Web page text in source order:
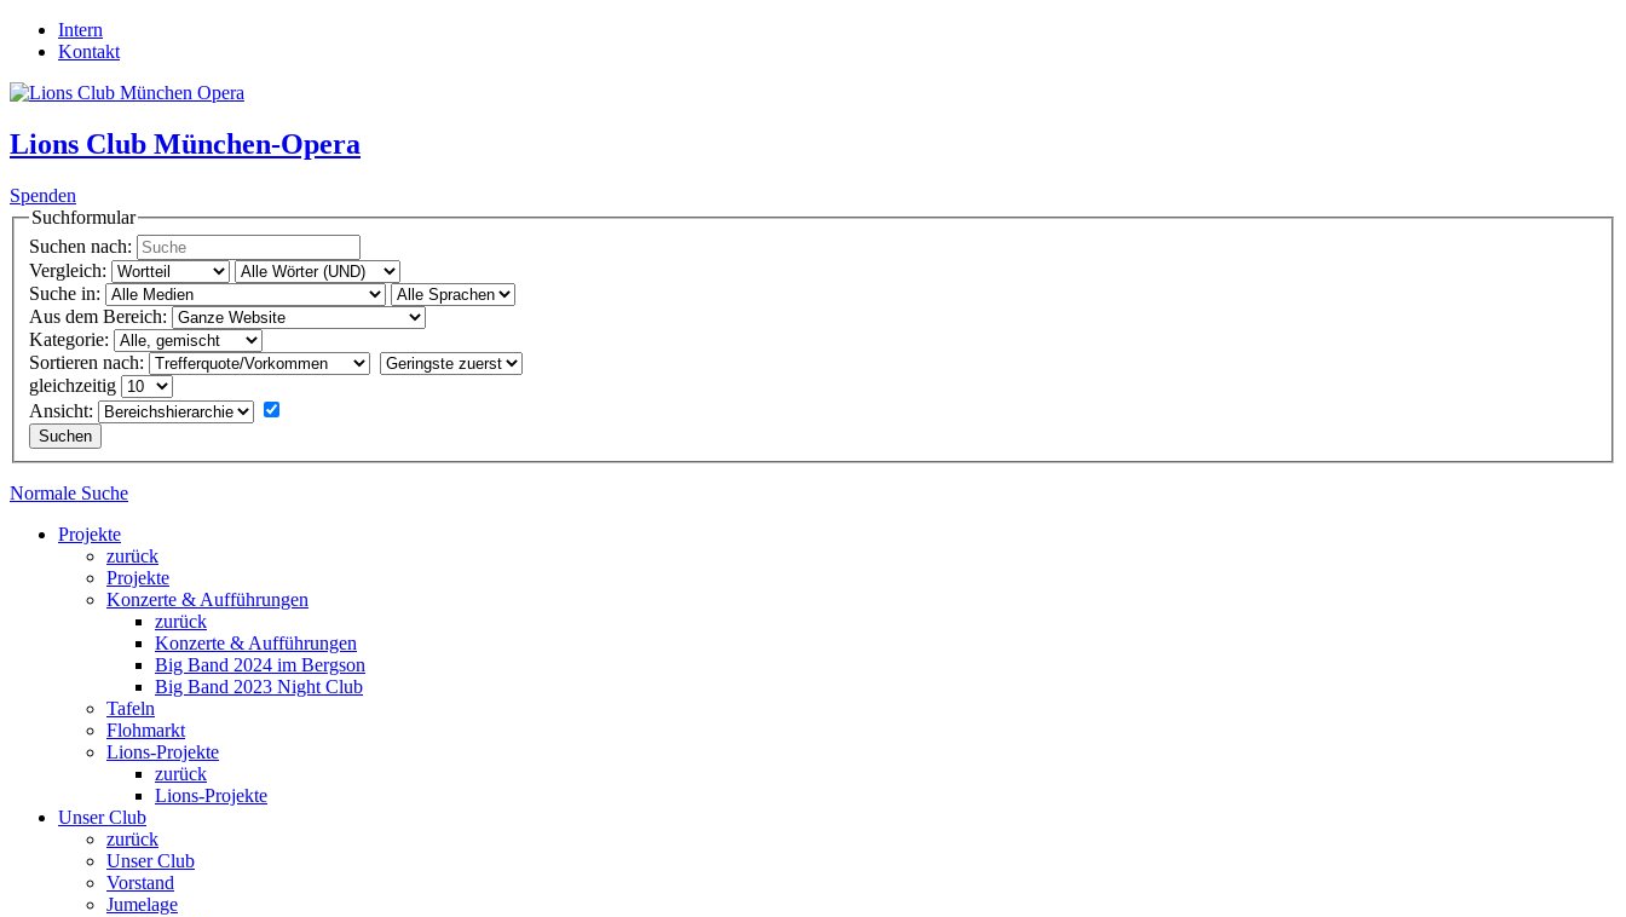
Intern
Kontakt
Lions Club München-Opera
Spenden
Suchformular
Suchen nach:
Vergleich:
Suche in:
Aus dem Bereich:
Kategorie:
Sortieren nach:
gleichzeitig
Ansicht:
Normale Suche
Projekte
zurück
Projekte
Konzerte & Aufführungen
zurück
Konzerte & Aufführungen
Big Band 2024 im Bergson
Big Band 2023 Night Club
Tafeln
Flohmarkt
Lions-Projekte
zurück
Lions-Projekte
Unser Club
zurück
Unser Club
Vorstand
Jumelage